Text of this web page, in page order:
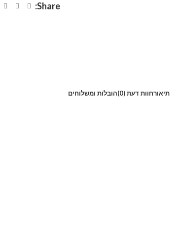
Share:
תיאורחוות דעת (0) הובלות ומשלוחים